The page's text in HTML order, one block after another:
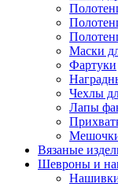
Маски
Фартуки
Чехлы
Лапы
Вязаные
Шевроны и